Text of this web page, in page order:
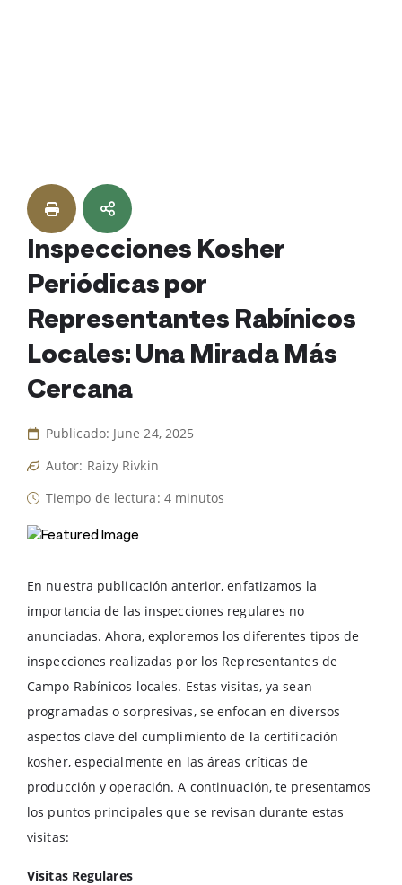
content
Inspecciones Kosher
Periódicas por
Representantes Rabínicos
Locales: Una Mirada Más
Cercana
Publicado: June 24, 2025
Autor: Raizy Rivkin
Tiempo de lectura: 4 minutos
En nuestra publicación anterior, enfatizamos la
importancia de las inspecciones regulares no
anunciadas. Ahora, exploremos los diferentes tipos de
inspecciones realizadas por los Representantes de
Campo Rabínicos locales. Estas visitas, ya sean
programadas o sorpresivas, se enfocan en diversos
aspectos clave del cumplimiento de la certificación
kosher, especialmente en las áreas críticas de
producción y operación. A continuación, te presentamos
los puntos principales que se revisan durante estas
visitas:
Visitas Regulares